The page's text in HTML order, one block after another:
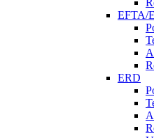
EFTA/
ERD